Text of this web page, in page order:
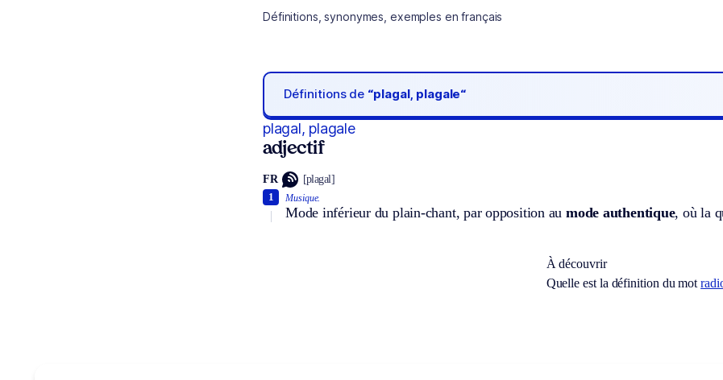
Définitions, synonymes, exemples en français
Définitions de “plagal, plagale“
plagal, plagale
adjectif
FR [plagal]
Musique.
Mode inférieur du plain-chant, par opposition aumode authentique, où la
1
À découvrir
Quelle est la définition du mot